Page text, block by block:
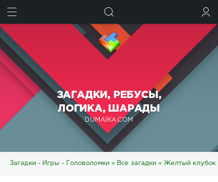
ЗАГАДКИ, РЕБУСЫ,
ЛОГИКА, ШАРАДЫ
DUMAIKA.COM
Загадки - Игры - Головоломки » Все загадки » Желтый клубок